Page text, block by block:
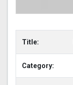
Title:
Category: